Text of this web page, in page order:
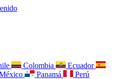
Colombia
Ecuador
Panamá Perú